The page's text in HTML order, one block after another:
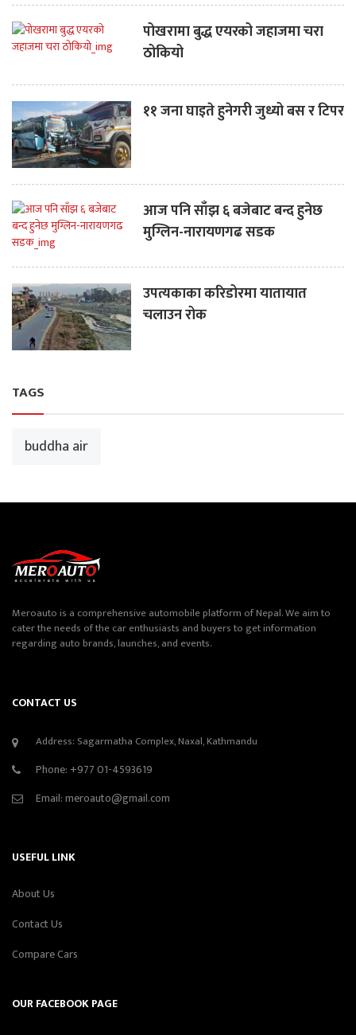
पोखरामा बुद्ध एयरको जहाजमा चरा
ठोकियो
११ जना घाइते हुनेगरी जुध्यो बस र टिपर
आज पनि साँझ ६ बजेबाट बन्द हुनेछ
मुग्लिन-नारायणगढ सडक
उपत्यकाका करिडोरमा यातायात
चलाउन रोक
TAGS
buddha air
Meroauto is a comprehensive automobile platform of Nepal. We aim to
cater the needs of the car enthusiasts and buyers to get information
regarding auto brands, launches, and events.
CONTACT US
Address: Sagarmatha Complex, Naxal, Kathmandu
Phone: +977 01-4593619
Email:meroauto@gmail.com
USEFUL LINK
About Us
Contact Us
Compare Cars
OUR FACEBOOK PAGE